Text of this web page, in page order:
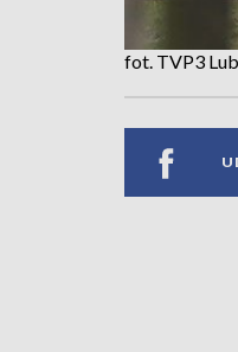
fot. TVP3